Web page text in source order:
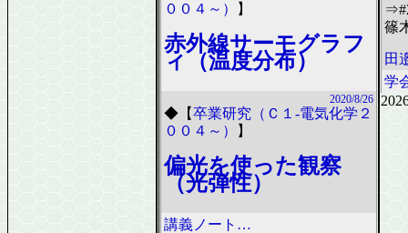
００４～）
】
赤外線サーモグラフ
ィ（温度分布）
2020/8/26
◆ 【卒業研究（Ｃ１-電気化学２
００４～）
】
偏光を使った観察
（光弾性）
講義ノート…
篠
田
学